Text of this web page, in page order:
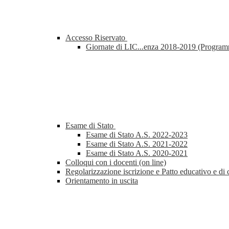
Accesso Riservato
Giornate di LIC...enza 2018-2019
Esame di Stato
Esame di Stato A.S. 2022-2023
Esame di Stato A.S. 2021-2022
Esame di Stato A.S. 2020-2021
Colloqui con i docenti (on line)
Regolarizzazione iscrizione e Patto educativo e di
Orientamento in uscita